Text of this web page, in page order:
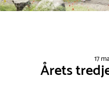
17
Årets